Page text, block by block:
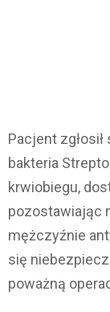
Pacjent
bakteria
krwiobiegu,
pozostawiając
mężczyźnie
się
poważną